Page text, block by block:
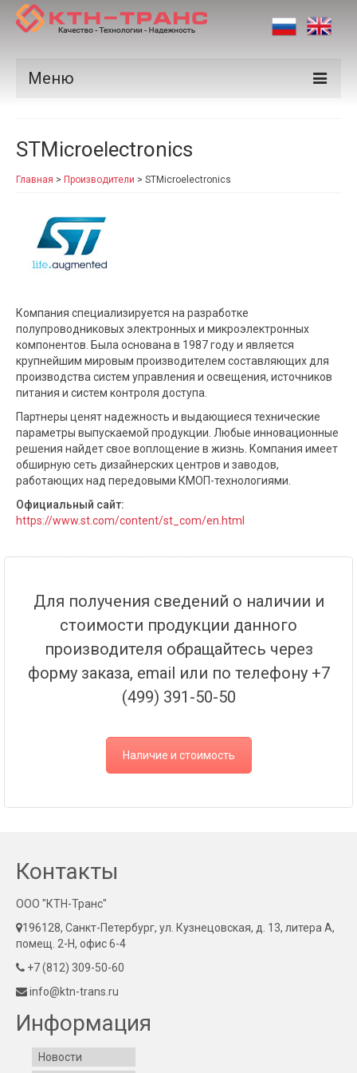
Меню
Производители
Рынки
Сертификаты
Новости
STMicroelectronics
Главная > Производители > STMicroelectronics
Компания специализируется на разработке
полупроводниковых электронных и микроэлектронных
компонентов. Была основана в 1987 году и является
крупнейшим мировым производителем составляющих для
производства систем управления и освещения, источников
питания и систем контроля доступа.
Партнеры ценят надежность и выдающиеся технические
параметры выпускаемой продукции. Любые инновационные
решения найдет свое воплощение в жизнь. Компания имеет
обширную сеть дизайнерских центров и заводов,
работающих над передовыми КМОП-технологиями.
Официальный сайт:
https://www.st.com/content/st_com/en.html
Для получения сведений о наличии и
стоимости продукции данного
производителя обращайтесь через
форму заказа, email или по телефону +7
(499) 391-50-50
Наличие и стоимость
Контакты
ООО "КТН-Транс"
196128, Санкт-Петербург, ул. Кузнецовская, д. 13, литера А,
помещ. 2-Н, офис 6-4
+7 (812) 309-50-60
info@ktn-trans.ru
Информация
Новости